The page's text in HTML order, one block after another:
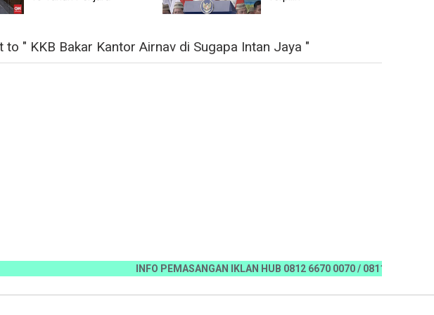
to " KKB Bakar Kantor Airnav di Sugapa Intan Jaya "
INFO PEMASANGAN IKLAN HUB 0812 6670 0070 / 0811 7673 35,